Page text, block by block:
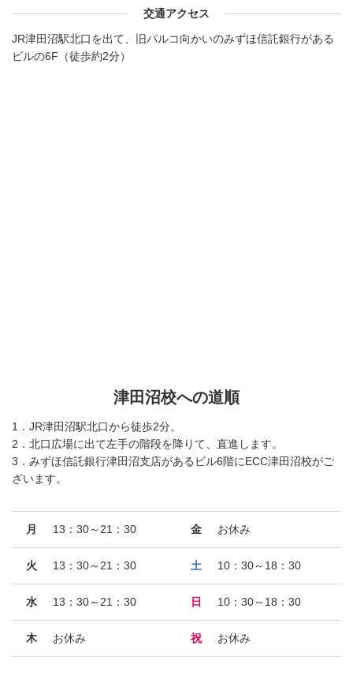
交通アクセス
JR津田沼駅北口を出て、旧パルコ向かいのみずほ信託銀行がある
ビルの6F（徒歩約2分）
津田沼校への道順
1．JR津田沼駅北口から徒歩2分。
2．北口広場に出て左手の階段を降りて、直進します。
3．みずほ信託銀行津田沼支店があるビル6階にECC津田沼校がご
ざいます。
月 13：30～21：30
火 13：30～21：30
水 13：30～21：30
木 お休み
金 お休み
土 10：30～18：30
日 10：30～18：30
祝 お休み